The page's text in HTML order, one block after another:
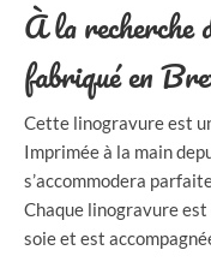
À la recherche
fabriqué en
Cette linogravure est
Imprimée à la main
s’accommodera
Chaque linogravure est
soie et est